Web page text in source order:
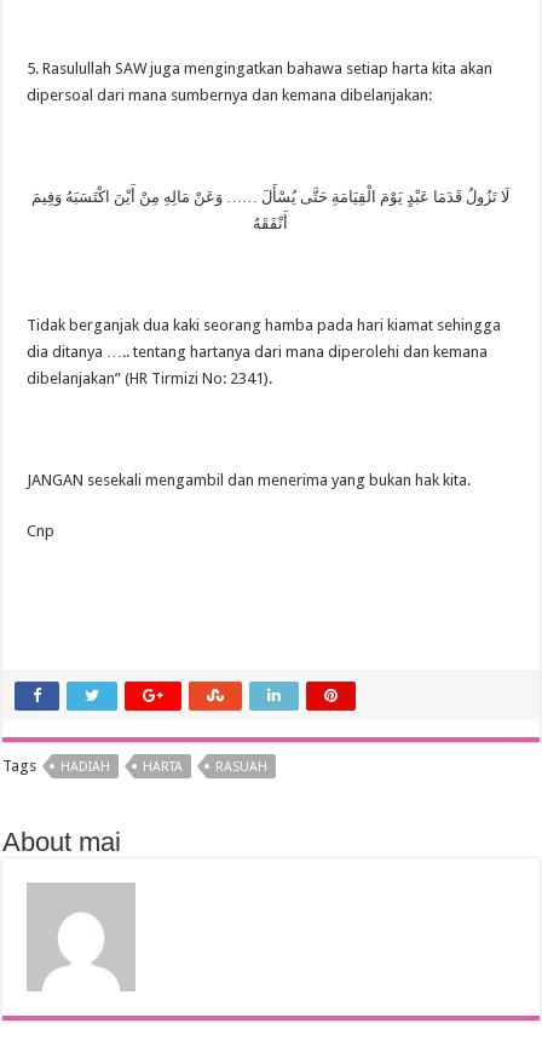
5. Rasulullah SAW juga mengingatkan bahawa setiap harta kita akan
dipersoal dari mana sumbernya dan kemana dibelanjakan:
لَا تَزُولُ قَدَمَا عَبْدٍ يَوْمَ الْقِيَامَةِ حَتَّى يُسْأَلَ …… وَعَنْ مَالِهِ مِنْ أَيْنَ اكْتَسَبَهُ وَفِيمَ
أَنْفَقَهُ
Tidak berganjak dua kaki seorang hamba pada hari kiamat sehingga
dia ditanya ….. tentang hartanya dari mana diperolehi dan kemana
dibelanjakan” (HR Tirmizi No: 2341).
JANGAN sesekali mengambil dan menerima yang bukan hak kita.
Cnp
Tags HADIAH HARTA RASUAH
About mai